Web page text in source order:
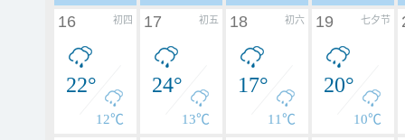
初四
16
22°
12℃
初五
17
24°
13℃
初六
18
17°
11℃
七夕节
19
20°
10℃